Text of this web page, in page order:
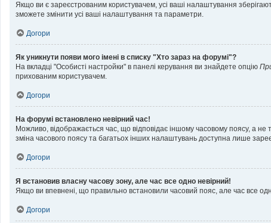
Якщо ви є зареєстрованим користувачем, усі ваші налаштування
зможете змінити усі ваші налаштування та параметри.
Догори
Як уникнути появи мого імені в списку "Хто зараз на форумі"?
На вкладці "Особисті настройки" в панелі керування ви знайдете опцію
прихованим користувачем.
Догори
На форумі встановлено невірний час!
Можливо, відображається час, що відповідає іншому часовому поясу, а
зміна часового поясу та багатьох інших налаштувань доступна лише
Догори
Я встановив власну часову зону, але час все одно невірний!
Якщо ви впевнені, що правильно встановили часовий пояс, але час все
Догори